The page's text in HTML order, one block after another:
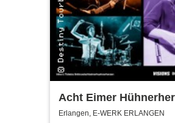
Acht Eimer
jetzt, nicht später -
Erlangen, E-WERK ERLANGEN